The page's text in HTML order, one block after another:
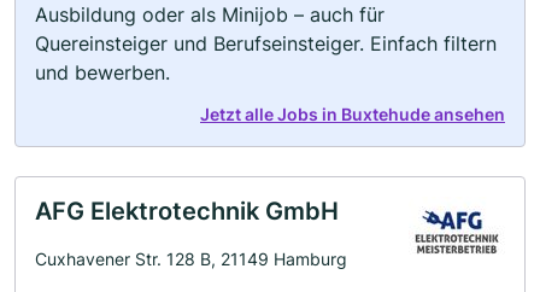
Ausbildung oder als Minijob – auch für
Quereinsteiger und Berufseinsteiger. Einfach filtern
und bewerben.
Jetzt alle Jobs in Buxtehude ansehen
AFG Elektrotechnik GmbH
Cuxhavener Str. 128 B, 21149 Hamburg